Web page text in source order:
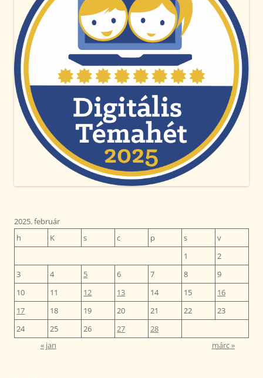
2025. február
h
K s c p s
v
1
2
3
4 5 6 7 8
9
10
11 12 13 14 15
16
17
18 19 20 21 22
23
24
25 26 27
28
« jan
márc »